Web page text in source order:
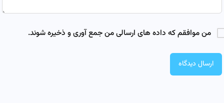
من موافقم که داده های ارسالی من جمع آوری و ذخیره شوند.